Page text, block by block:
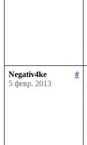
Negativ4ke
#
5 февр. 2013